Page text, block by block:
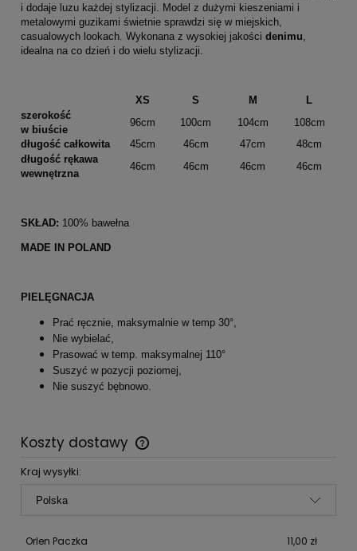
i dodaje luzu każdej stylizacji. Model z dużymi kieszeniami i
metalowymi guzikami świetnie sprawdzi się w miejskich,
casualowych lookach. Wykonana z wysokiej jakości denimu
idealna na co dzień i do wielu stylizacji.
XS S M
L
szerokość
w biuście
96cm 100cm 104cm
108cm
długość całkowita
45cm 46cm 47cm
48cm
długość rękawa
wewnętrzna
46cm 46cm 46cm 46cm
SKŁAD: 100% bawełna
MADE IN POLAND
PIELĘGNACJA
Prać ręcznie, maksymalnie w temp 30°,
Nie wybielać,
Prasować w temp. maksymalnej 110°
Suszyć w pozycji poziomej,
Nie suszyć bębnowo.
Koszty dostawy
Cena nie zawiera ewentualnych kosztów płatności
Kraj wysyłki:
Orlen Paczka 11,00 zł